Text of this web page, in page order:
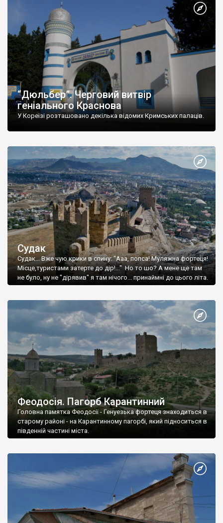
“Дюльбер”. Черговий витвір
геніального Краснова
У Кореїзі розташовано декілька відомих Кримських палаців.
Судак
Судак... Вже чую крики в спину: "Ааа, попса! Муляжна фортеця!
Місце,туристами затерте до дір!..." Но то шо? А мене ще там
не було, ну не "дірявив" я там нічого... принаймні до цього літа.
Феодосія. Пагорб Карантинний
Головна памятка Феодосії - Генуезька фортеця знаходиться в
старому районі - на Карантинному пагорбі, який підноситься в
південній частині міста.